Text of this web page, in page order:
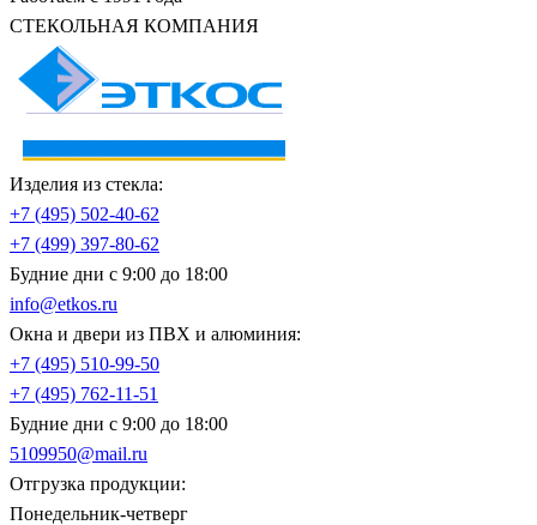
СТЕКОЛЬНАЯ КОМПАНИЯ
Изделия из стекла:
+7 (495) 502-40-62
+7 (499) 397-80-62
Будние дни с 9:00 до 18:00
info@etkos.ru
Окна и двери из ПВХ и алюминия:
+7 (495) 510-99-50
+7 (495) 762-11-51
Будние дни с 9:00 до 18:00
5109950@mail.ru
Отгрузка продукции:
Понедельник-четверг